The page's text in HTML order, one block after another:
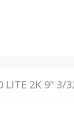
2K 9" 3/